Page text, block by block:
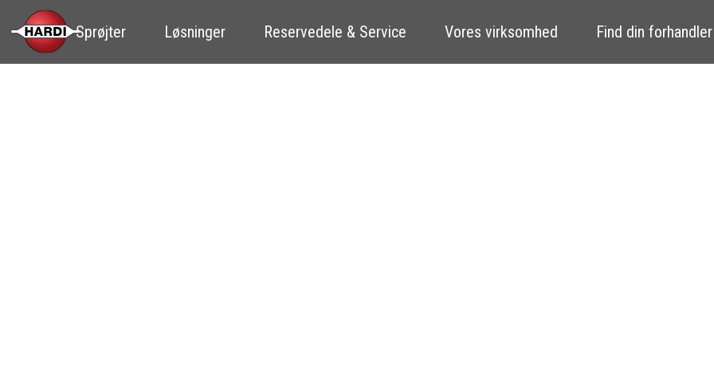
Sprøjter Løsninger Reservedele & Service Vores virksomhed Find din forhandler